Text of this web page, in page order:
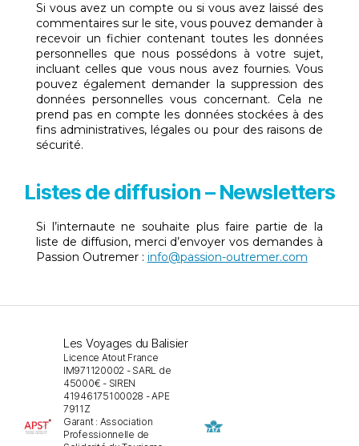
Si vous avez un compte ou si vous avez laissé des
commentaires sur le site, vous pouvez demander à
recevoir un fichier contenant toutes les données
personnelles que nous possédons à votre sujet,
incluant celles que vous nous avez fournies. Vous
pouvez également demander la suppression des
données personnelles vous concernant. Cela ne
prend pas en compte les données stockées à des
fins administratives, légales ou pour des raisons de
sécurité.
Listes de diffusion – Newsletters
Si l’internaute ne souhaite plus faire partie de la
liste de diffusion, merci d’envoyer vos demandes à
Passion Outremer : info@passion-outremer.com
Les Voyages du Balisier
Licence Atout France
IM971120002 - SARL de
45000€ - SIREN
41946175100028 - APE
7911Z
Garant : Association
Professionnelle de